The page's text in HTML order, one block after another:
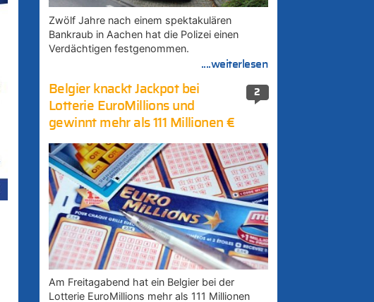
Zwölf Jahre nach einem spektakulären
Bankraub in Aachen hat die Polizei einen
Verdächtigen festgenommen.
....weiterlesen
2
Belgier knackt Jackpot bei
Lotterie EuroMillions und
gewinnt mehr als 111 Millionen €
Am Freitagabend hat ein Belgier bei der
Lotterie EuroMillions mehr als 111 Millionen